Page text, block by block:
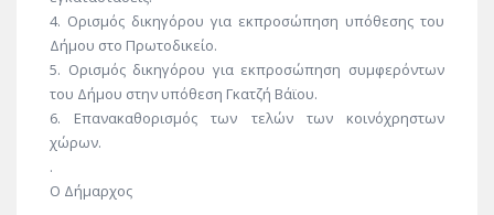
4. Ορισμός δικηγόρου για εκπροσώπηση υπόθεσης του
Δήμου στο Πρωτοδικείο.
5. Ορισμός δικηγόρου για εκπροσώπηση συμφερόντων
του Δήμου στην υπόθεση Γκατζή Βάϊου.
6. Επανακαθορισμός των τελών των κοινόχρηστων
χώρων.
.
Ο Δήμαρχος